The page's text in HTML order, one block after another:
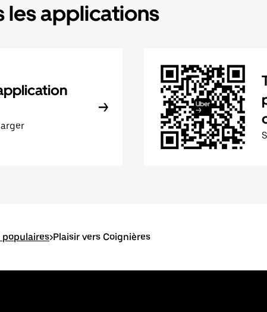
les applications
populaires>Plaisir vers Coignières